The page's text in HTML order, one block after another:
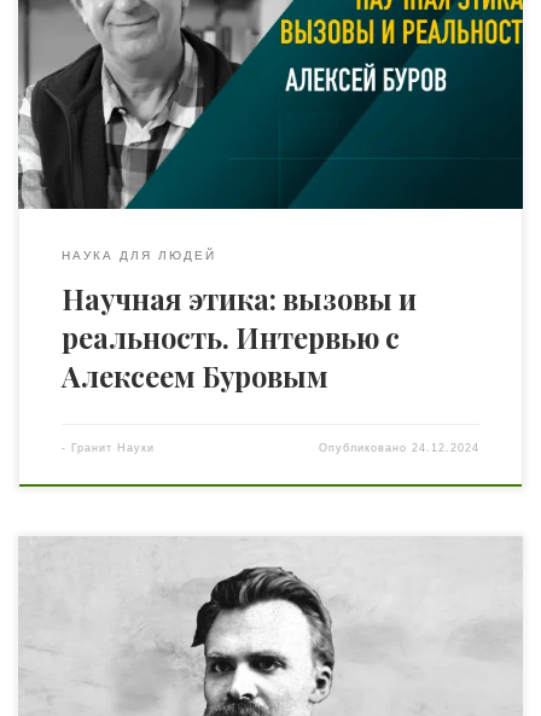
нормы, которым должны следовать учёные. Однако
история науки показывает, что это далеко не
идеальная сфера: внутри научного сообщества всегда
находились те, кто подрывал её авторитет и
преследовал коллег за их альтернативные взгляды.
Сегодня, в эпоху технологического […]
НАУКА ДЛЯ ЛЮДЕЙ
Научная этика: вызовы и
реальность. Интервью с
Алексеем Буровым
- Гранит Науки Опубликовано24.12.2024
В своем труде «Философия Ницше в свете нашего
опыта» один из самых великих гуманистов XX века
Томас Манн размышляет о жизни, мировоззрении и
творчестве самого знаменитого и влиятельного
философа XIX века. Его отстраненный, анализирующий